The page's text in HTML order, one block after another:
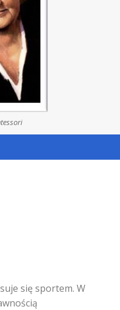
się sportem. W